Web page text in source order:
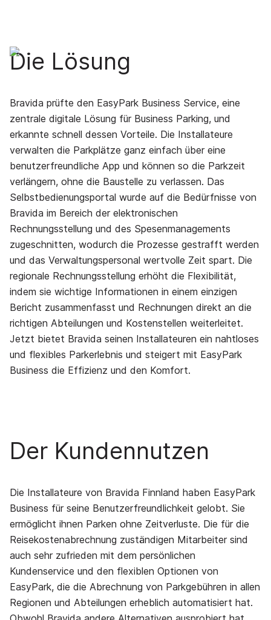
Die Lösung
Bravida prüfte den EasyPark Business Service, eine
zentrale digitale Lösung für Business Parking, und
erkannte schnell dessen Vorteile. Die Installateure
verwalten die Parkplätze ganz einfach über eine
benutzerfreundliche App und können so die Parkzeit
verlängern, ohne die Baustelle zu verlassen. Das
Selbstbedienungsportal wurde auf die Bedürfnisse von
Bravida im Bereich der elektronischen
Rechnungsstellung und des Spesenmanagements
zugeschnitten, wodurch die Prozesse gestrafft werden
und das Verwaltungspersonal wertvolle Zeit spart. Die
regionale Rechnungsstellung erhöht die Flexibilität,
indem sie wichtige Informationen in einem einzigen
Bericht zusammenfasst und Rechnungen direkt an die
richtigen Abteilungen und Kostenstellen weiterleitet.
Jetzt bietet Bravida seinen Installateuren ein nahtloses
und flexibles Parkerlebnis und steigert mit EasyPark
Business die Effizienz und den Komfort.
Der Kundennutzen
Die Installateure von Bravida Finnland haben EasyPark
Business für seine Benutzerfreundlichkeit gelobt. Sie
ermöglicht ihnen Parken ohne Zeitverluste. Die für die
Reisekostenabrechnung zuständigen Mitarbeiter sind
auch sehr zufrieden mit dem persönlichen
Kundenservice und den flexiblen Optionen von
EasyPark, die die Abrechnung von Parkgebühren in allen
Regionen und Abteilungen erheblich automatisiert hat.